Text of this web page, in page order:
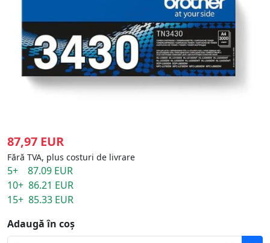
87,97 EUR
Fără TVA, plus costuri de livrare
5+ 87.09 EUR
10+ 86.21 EUR
15+ 85.33 EUR
Adaugă în coș